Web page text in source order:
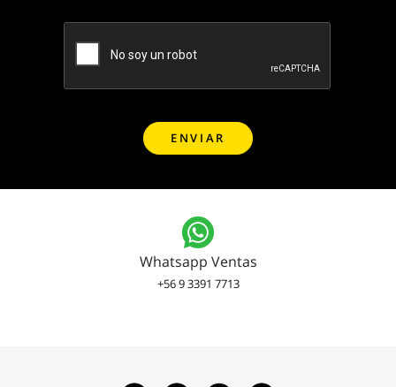
Whatsapp Ventas
+56 9 3391 7713